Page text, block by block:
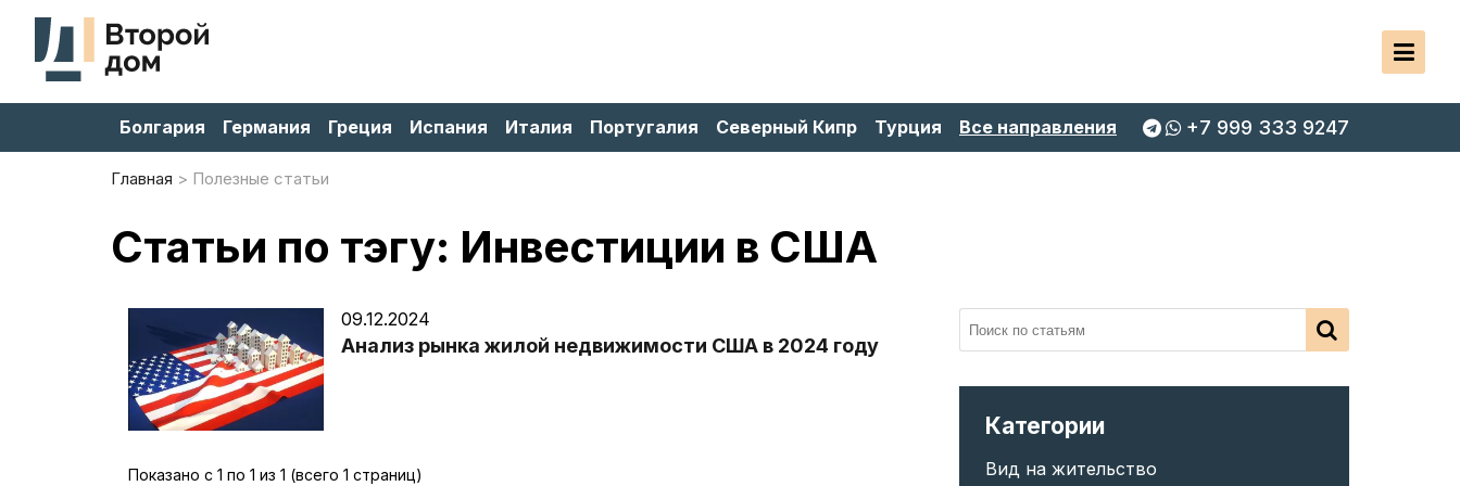
Болгария Германия Греция Испания Италия Португалия Северный Кипр Турция Все направления +7 999 333 9247
Главная Полезные статьи
Статьи по тэгу: Инвестиции в США
09.12.2024
Анализ рынка жилой недвижимости США в 2024 году
Показано с 1 по 1 из 1 (всего 1 страниц)
Категории
Вид на жительство